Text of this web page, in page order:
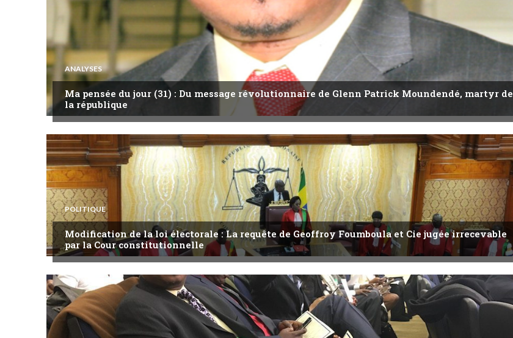
ANALYSES
Ma pensée du jour (31) : Du message révolutionnaire de Glenn Patrick Moundendé, martyr de
la république
POLITIQUE
Modification de la loi électorale : La requête de Geoffroy Foumboula et Cie jugée irrecevable
par la Cour constitutionnelle